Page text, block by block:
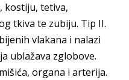
kostiju, tetiva,
tkiva te zubiju. Tip II.
vlakana i nalazi
ublažava zglobove.
organa i arterija.